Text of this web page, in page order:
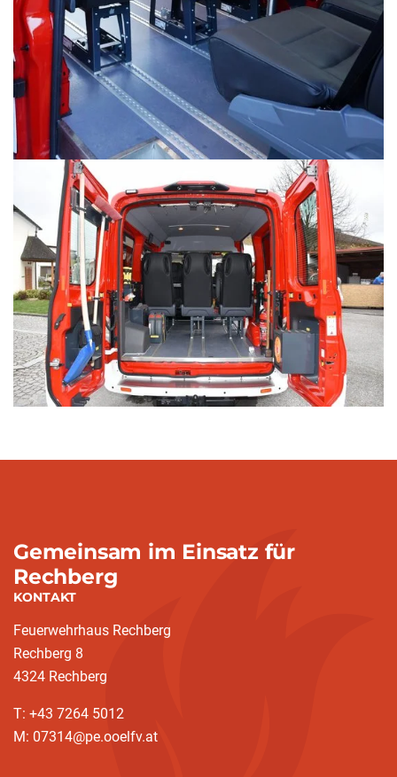
Gemeinsam im Einsatz für
Rechberg
KONTAKT
Feuerwehrhaus Rechberg
Rechberg 8
4324 Rechberg
T: +43 7264 5012
M: 07314@pe.ooelfv.at